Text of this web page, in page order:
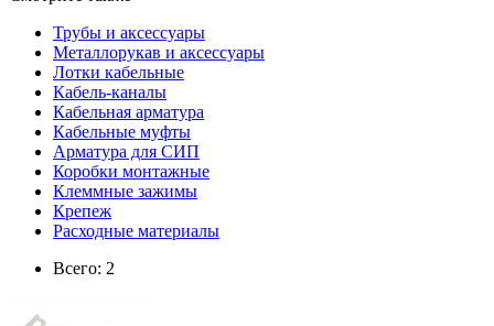
Трубы и аксессуары
Металлорукав и аксессуары
Лотки кабельные
Кабель-каналы
Кабельная арматура
Кабельные муфты
Арматура для СИП
Коробки монтажные
Клеммные зажимы
Крепеж
Расходные материалы
Всего: 2